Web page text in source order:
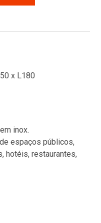
x L180
inox.
espaços públicos,
hotéis, restaurantes,